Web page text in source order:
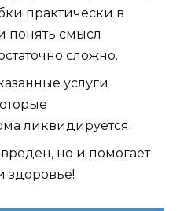
практически в
понять смысл
сложно.
услуги
ликвидируется.
но и помогает
здоровье!